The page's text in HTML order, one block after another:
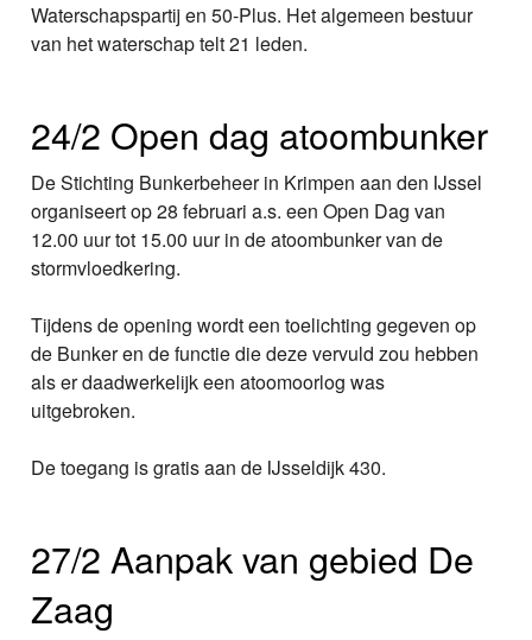
Waterschapspartij en 50-Plus. Het algemeen bestuur
van het waterschap telt 21 leden.
24/2 Open dag atoombunker
De Stichting Bunkerbeheer in Krimpen aan den IJssel
organiseert op 28 februari a.s. een Open Dag van
12.00 uur tot 15.00 uur in de atoombunker van de
stormvloedkering.
Tijdens de opening wordt een toelichting gegeven op
de Bunker en de functie die deze vervuld zou hebben
als er daadwerkelijk een atoomoorlog was
uitgebroken.
De toegang is gratis aan de IJsseldijk 430.
27/2 Aanpak van gebied De
Zaag